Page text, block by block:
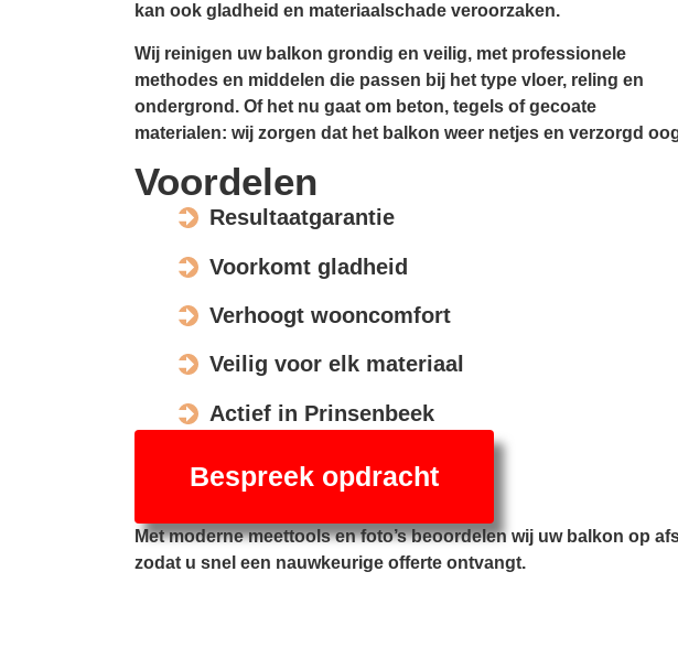
kan ook gladheid en materiaal­schade veroorzaken.
Wij reinigen uw balkon grondig en veilig, met professionele
methodes en middelen die passen bij het type vloer, reling en
ondergrond. Of het nu gaat om beton, tegels of gecoate
materialen: wij zorgen dat het balkon weer netjes en verzorgd
Voordelen
Resultaatgarantie
Voorkomt gladheid
Verhoogt wooncomfort
Veilig voor elk materiaal
Actief in Prinsenbeek
Bespreek opdracht
Met moderne meettools en foto’s beoordelen wij uw balkon op
zodat u snel een nauwkeurige offerte ontvangt.